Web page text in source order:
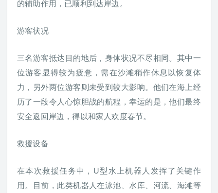
的辅助作用，已顺利到达岸边。
游客状况
三名游客抵达目的地后，身体状况不尽相同。其中一
位游客显得较为疲惫，需在沙滩稍作休息以恢复体
力，另外两位游客则未受到较大影响。他们在海上经
历了一段令人心惊胆战的航程，幸运的是，他们最终
安全返回岸边，得以和家人欢度春节。
救援设备
在本次救援任务中，U型水上机器人发挥了关键作
用。目前，此类机器人在泳池、水库、河流、海滩等